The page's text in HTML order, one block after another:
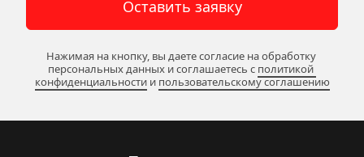
Оставить заявку
Нажимая на кнопку, вы даете согласие на обработку
персональных данных и соглашаетесь c политикой
конфиденциальности и пользовательскому соглашению